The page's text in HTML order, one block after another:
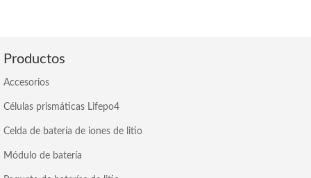
Productos
Accesorios
Células prismáticas Lifepo4
Celda de batería de iones de litio
Módulo de batería